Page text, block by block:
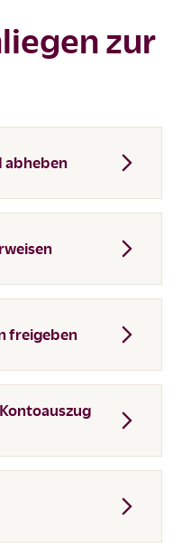
zur
abheben
freigeben